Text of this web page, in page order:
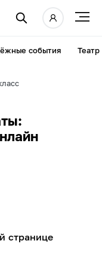
события Театр
странице